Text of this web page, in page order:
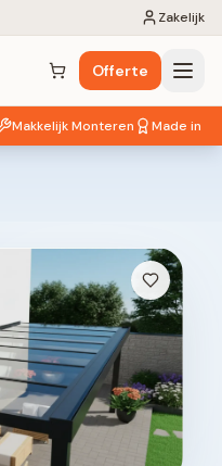
Zakelijk
Winkelwagen ( 0 items)
Offerte
Makkelijk Monteren Made in EU